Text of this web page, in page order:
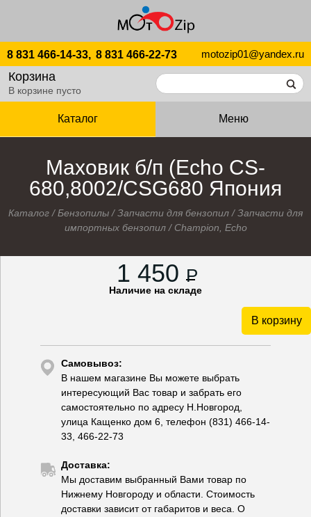
8 831 466-14-33, 8 831 466-22-73 motozip01@yandex.ru
Корзина
В корзине пусто
Каталог Меню
Маховик б/п (Echo CS-
680,8002/CSG680 Япония
Каталог /Бензопилы /Запчасти для бензопил /Запчасти для
импортных бензопил/ Champion, Echo
1 450 P
Наличие на складе
В корзину
Самовывоз:
В нашем магазине Вы можете выбрать
интересующий Вас товар и забрать его
самостоятельно по адресу Н.Новгород,
улица Кащенко дом 6, телефон (831) 466-14-
33, 466-22-73
Доставка:
Мы доставим выбранный Вами товар по
Нижнему Новгороду и области. Стоимость
доставки зависит от габаритов и веса. О